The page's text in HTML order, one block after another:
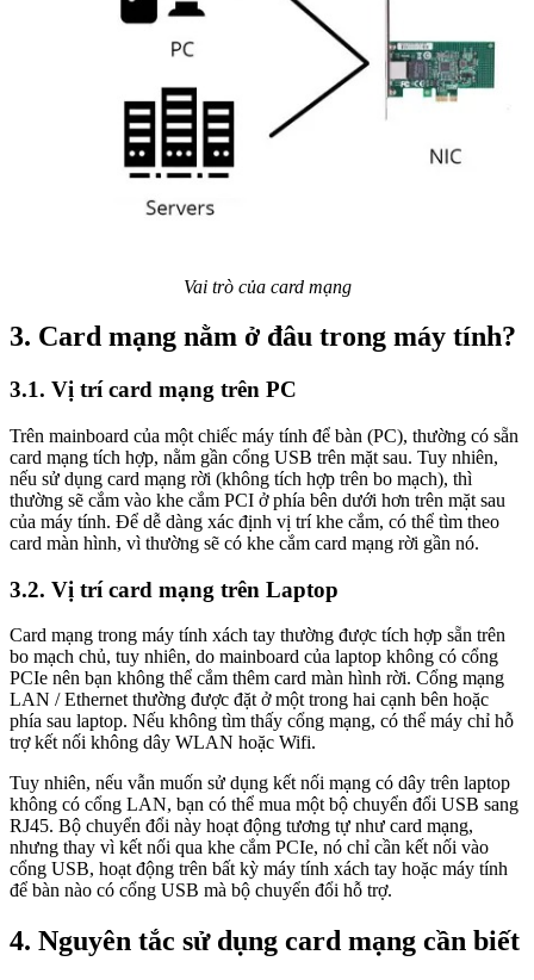
Vai trò của card mạng
3. Card mạng nằm ở đâu trong máy tính?
3.1. Vị trí card mạng trên PC
Trên mainboard của một chiếc máy tính để bàn (PC), thường có sẵn
card mạng tích hợp, nằm gần cổng USB trên mặt sau. Tuy nhiên,
nếu sử dụng card mạng rời (không tích hợp trên bo mạch), thì
thường sẽ cắm vào khe cắm PCI ở phía bên dưới hơn trên mặt sau
của máy tính. Để dễ dàng xác định vị trí khe cắm, có thể tìm theo
card màn hình, vì thường sẽ có khe cắm card mạng rời gần nó.
3.2. Vị trí card mạng trên Laptop
Card mạng trong máy tính xách tay thường được tích hợp sẵn trên
bo mạch chủ, tuy nhiên, do mainboard của laptop không có cổng
PCIe nên bạn không thể cắm thêm card màn hình rời. Cổng mạng
LAN / Ethernet thường được đặt ở một trong hai cạnh bên hoặc
phía sau laptop. Nếu không tìm thấy cổng mạng, có thể máy chỉ hỗ
trợ kết nối không dây WLAN hoặc Wifi.
Tuy nhiên, nếu vẫn muốn sử dụng kết nối mạng có dây trên laptop
không có cổng LAN, bạn có thể mua một bộ chuyển đổi USB sang
RJ45. Bộ chuyển đổi này hoạt động tương tự như card mạng,
nhưng thay vì kết nối qua khe cắm PCIe, nó chỉ cần kết nối vào
cổng USB, hoạt động trên bất kỳ máy tính xách tay hoặc máy tính
để bàn nào có cổng USB mà bộ chuyển đổi hỗ trợ.
4. Nguyên tắc sử dụng card mạng cần biết